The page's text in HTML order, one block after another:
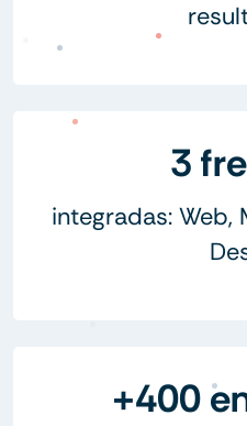
3
integradas: Web,
+400